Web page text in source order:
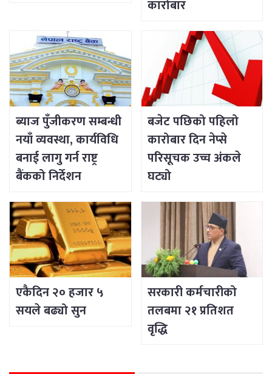
कारोबार
ब्याज पुँजीकरण सम्बन्धी
नयाँ व्यवस्था, कार्यविधि
बनाई लागु गर्न राष्ट्र
बैंकको निर्देशन
बजेट पछिको पहिलो
कारोबार दिन नेप्से
परिसूचक उच्च अंकले
घट्यो
एकैदिन २० हजार ५
सयले बढ्यो सुन
सरकारी कर्मचारीको
तलबमा २१ प्रतिशत
वृद्धि